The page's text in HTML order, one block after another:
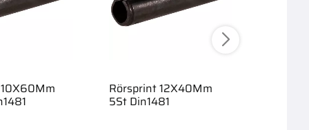
Rörsprint 12X40Mm
5St Din1481